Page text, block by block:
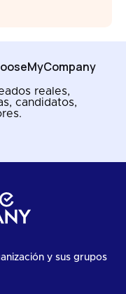
reales,
candidatos,
y sus grupos